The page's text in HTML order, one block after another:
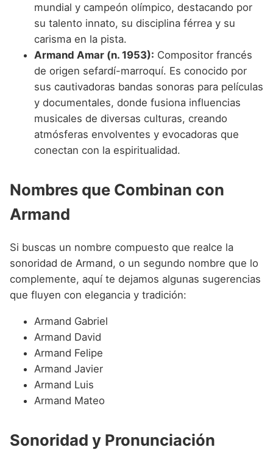
mundial y campeón olímpico, destacando por
su talento innato, su disciplina férrea y su
carisma en la pista.
Armand Amar (n. 1953): Compositor francés
de origen sefardí-marroquí. Es conocido por
sus cautivadoras bandas sonoras para películas
y documentales, donde fusiona influencias
musicales de diversas culturas, creando
atmósferas envolventes y evocadoras que
conectan con la espiritualidad.
Nombres que Combinan con
Armand
Si buscas un nombre compuesto que realce la
sonoridad de Armand, o un segundo nombre que lo
complemente, aquí te dejamos algunas sugerencias
que fluyen con elegancia y tradición:
Armand Gabriel
Armand David
Armand Felipe
Armand Javier
Armand Luis
Armand Mateo
Sonoridad y Pronunciación